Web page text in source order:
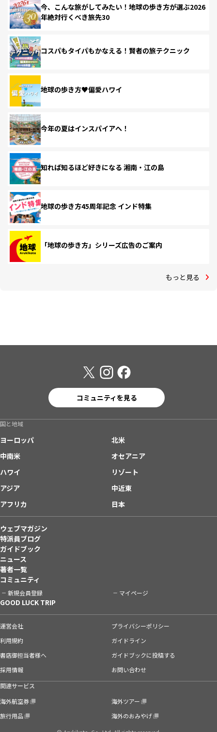
今、こんな旅がしてみたい！地球の歩き方が選ぶ2026
年絶対行くべき旅先30
コスパもタイパもかなえる！賢者の旅テクニック
地球の歩き方♥偏愛ハワイ
今年の夏はインスパイアへ！
知れば知るほど好きになる 湘南・江の島
地球の歩き方45周年記念 インド特集
「地球の歩き方」シリーズ広告のご案内
もっと見る
コミュニティを見る
国と地域
ヨーロッパ
北米
中南米
オセアニア
ハワイ
リゾート
アジア
中近東
アフリカ
日本
ウェブマガジン
特派員ブログ
ガイドブック
ニュース
著者一覧
コミュニティ
新規会員登録 マイページ
GOOD LUCK TRIP
運営会社
プライバシーポリシー
利用規約
ガイドライン
書店御担当者様へ
ガイドブックに投稿する
採用情報
お問い合わせ
関連サービス
海外航空券
海外ツアー
旅行用品
海外のおみやげ